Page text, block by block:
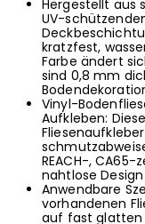
Hergestellt aus
UV-
kratzfest,
Farbe ändert
sind 0,8 mm
Vinyl-
Aufkleben:
REACH-,
nahtlose
Anwendbare
vorhandenen
auf fast glatten